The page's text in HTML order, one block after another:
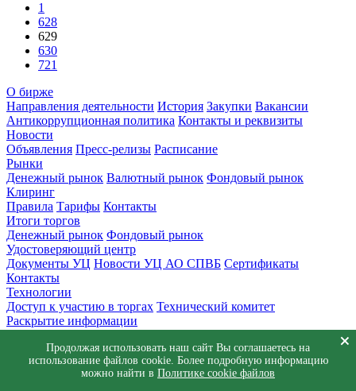
1
628
629
630
721
О бирже
Направления деятельности История Закупки Вакансии
Антикоррупционная политика Контакты и реквизиты
Новости
Объявления Пресс-релизы Расписание
Рынки
Денежный рынок Валютный рынок Фондовый рынок
Клиринг
Правила Тарифы Контакты
Итоги торгов
Денежный рынок Фондовый рынок
Удостоверяющий центр
Документы УЦ Новости УЦ АО СПВБ Сертификаты
Контакты
Технологии
Доступ к участию в торгах Технический комитет
Раскрытие информации
Обращения Заявка в техническую поддержку
© АО СПВБ 2016-2026. Все права защищены.
+7 (812) 655-74-00 info@spvb.ru
Продолжая использовать наш сайт Вы соглашаетесь на
использование файлов cookie. Более подробную информацию
можно найти в Политике cookie файлов